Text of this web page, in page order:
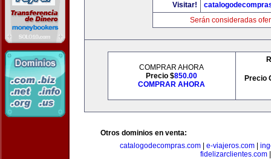
Visitar!
Serán consideradas
COMPRAR AHORA
Precio $850.00
COMPRAR AHORA
Precio
Otros dominios en venta:
catalogodecompras.com| e-viajeros.com|
fidelizarclientes.com|